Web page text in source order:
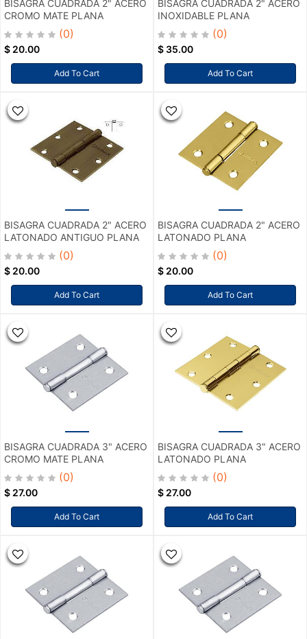
BISAGRA CUADRADA 2" ACERO
CROMO MATE PLANA
(0)
$ 20.00
Add To Cart
BISAGRA CUADRADA 2" ACERO
INOXIDABLE PLANA
(0)
$ 35.00
Add To Cart
BISAGRA CUADRADA 2" ACERO
LATONADO ANTIGUO PLANA
(0)
$ 20.00
Add To Cart
BISAGRA CUADRADA 2" ACERO
LATONADO PLANA
(0)
$ 20.00
Add To Cart
BISAGRA CUADRADA 3" ACERO
CROMO MATE PLANA
(0)
$ 27.00
Add To Cart
BISAGRA CUADRADA 3" ACERO
LATONADO PLANA
(0)
$ 27.00
Add To Cart